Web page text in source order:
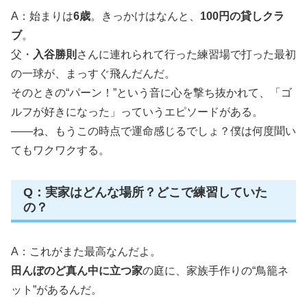
A：始まりは6歳。きっかけはなんと、 100円の貸しクラ
ブ。
父・ 入谷勝則 さんに連れられて行った練習場で打った最初
の一球が、まっすぐ飛んだんだ。
そのときの“パーン！”という音に心を撃ち抜かれて、「ゴ
ルフが好きになった」っていうエピソードがある。
――ね、もうこの時点で運命感じるでしょ？僕は何度聞い
てもワクワクする。
Q：実家はどんな場所？どこで練習していた
の？
A：これがまた最高なんだよ。
田んぼのど真ん中に立つ家の庭に、家族手作りの“鳥籠ネ
ット”があるんだ。